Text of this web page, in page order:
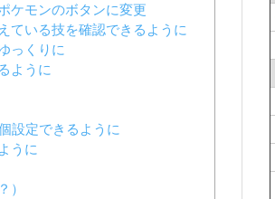
ケモンのボタンに変更
ている技を確認できるように
っくりに
ように
設定できるように
うに
）